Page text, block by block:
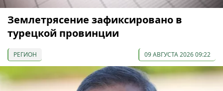
Землетрясение зафиксировано в
турецкой провинции
РЕГИОН 09 АВГУСТА 2026 09:22